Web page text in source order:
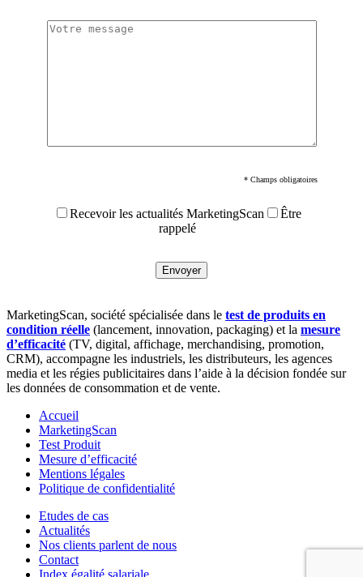
* Champs obligatoires
Recevoir les actualités MarketingScan
Être
rappelé
MarketingScan, société spécialisée dans le test de produits en
condition réelle (lancement, innovation, packaging) et la mesure
d’efficacité (TV, digital, affichage, merchandising, promotion,
CRM), accompagne les industriels, les distributeurs, les agences
media et les régies publicitaires dans l’aide à la décision fondée sur
les données de consommation et de vente.
Accueil
MarketingScan
Test Produit
Mesure d’efficacité
Mentions légales
Politique de confidentialité
Etudes de cas
Actualités
Nos clients parlent de nous
Contact
Index égalité salariale